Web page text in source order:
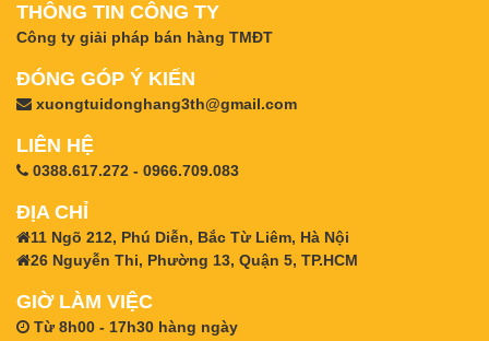
THÔNG TIN CÔNG TY
Công ty giải pháp bán hàng TMĐT
ĐÓNG GÓP Ý KIẾN
xuongtuidonghang3th@gmail.com
LIÊN HỆ
0388.617.272 - 0966.709.083
ĐỊA CHỈ
11 Ngõ 212, Phú Diễn, Bắc Từ Liêm, Hà Nội
26 Nguyễn Thi, Phường 13, Quận 5, TP.HCM
GIỜ LÀM VIỆC
Từ 8h00 - 17h30 hàng ngày